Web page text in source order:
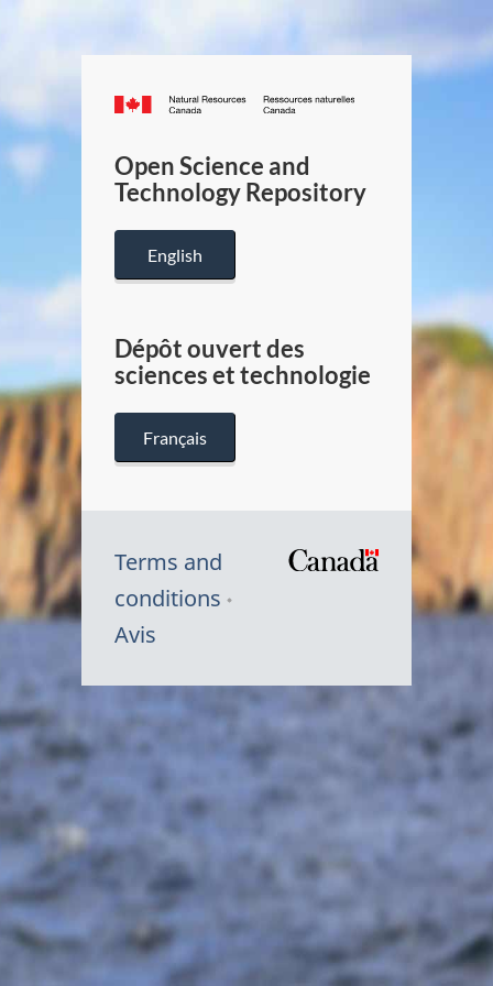
Canada.ca
/
Canada
Open Science and
Technology Repository
English
Dépôt ouvert des
sciences et technologie
Français
Terms and
conditions
Avis
Symbole
Canada